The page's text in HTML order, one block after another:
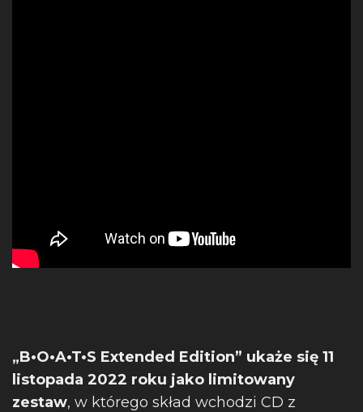
„B•O•A•T•S Extended Edition” ukaże się 11
listopada 2022 roku jako limitowany
zestaw, w którego skład wchodzi CD z